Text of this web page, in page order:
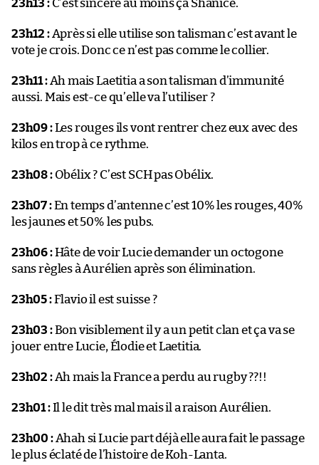
23h13 :C’est sincère au moins ça Shanice.
23h12 :Après si elle utilise son talisman c’est avant le
vote je crois. Donc ce n’est pas comme le collier.
23h11 :Ah mais Laetitia a son talisman d’immunité
aussi. Mais est-ce qu’elle va l’utiliser ?
23h09 :Les rouges ils vont rentrer chez eux avec des
kilos en trop à ce rythme.
23h08 :Obélix ? C’est SCH pas Obélix.
23h07 :En temps d’antenne c’est 10% les rouges, 40%
les jaunes et 50% les pubs.
23h06 :Hâte de voir Lucie demander un octogone
sans règles à Aurélien après son élimination.
23h05 :Flavio il est suisse ?
23h03 :Bon visiblement il y a un petit clan et ça va se
jouer entre Lucie, Élodie et Laetitia.
23h02 :Ah mais la France a perdu au rugby ??!!
23h01 :Il le dit très mal mais il a raison Aurélien.
23h00 :Ahah si Lucie part déjà elle aura fait le passage
le plus éclaté de l’histoire de Koh-Lanta.